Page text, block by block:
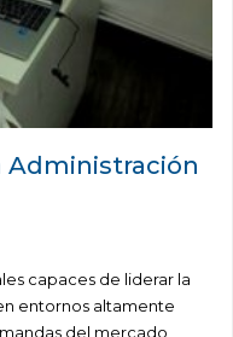
Administración
capaces de liderar la
entornos altamente
del mercado